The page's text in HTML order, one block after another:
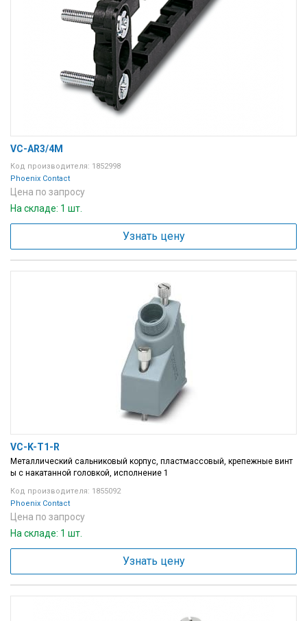
VC-AR3/4M
Код производителя: 1852998
Phoenix Contact
Цена по запросу
На складе: 1 шт.
Узнать цену
VC-K-T1-R
Металлический сальниковый корпус, пластмассовый, крепежные винт
ы с накатанной головкой, исполнение 1
Код производителя: 1855092
Phoenix Contact
Цена по запросу
На складе: 1 шт.
Узнать цену